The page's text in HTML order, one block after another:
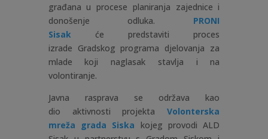
građana u procese planiranja zajednice i
donošenje odluka.
PRONI
Sisak
će predstaviti proces
izrade Gradskog programa djelovanja za
mlade koji naglasak stavlja i na
volontiranje.
Javna rasprava se održava kao
dio aktivnosti projektaVolonterska
mreža grada Siska
kojeg provodi ALD